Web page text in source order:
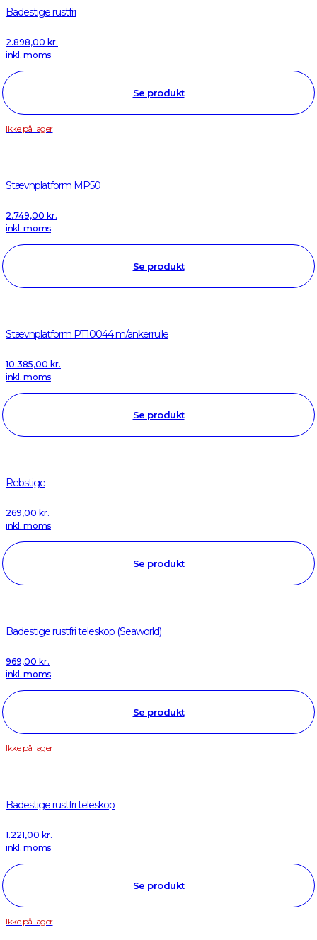
Badestige rustfri
2.898,00 kr.
inkl. moms
Se produkt
Ikke på lager
Stævnplatform MP50
2.749,00 kr.
inkl. moms
Se produkt
Stævnplatform PT10044 m/ankerrulle
10.385,00 kr.
inkl. moms
Se produkt
Rebstige
269,00 kr.
inkl. moms
Se produkt
Badestige rustfri teleskop (Seaworld)
969,00 kr.
inkl. moms
Se produkt
Ikke på lager
Badestige rustfri teleskop
1.221,00 kr.
inkl. moms
Se produkt
Ikke på lager